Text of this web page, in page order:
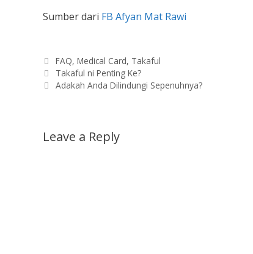
Sumber dari FB Afyan Mat Rawi
Categories
FAQ, Medical Card, Takaful
Takaful ni Penting Ke?
Adakah Anda Dilindungi Sepenuhnya?
Leave a Reply